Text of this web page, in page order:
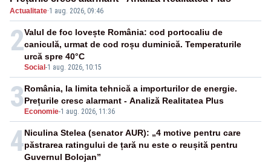
Actualitate·1 aug. 2026, 09:46
2
Social -1 aug. 2026, 10:15
Valul de foc lovește România: cod portocaliu de
caniculă, urmat de cod roșu duminică. Temperaturile
urcă spre 40°C
3 Economie-1 aug. 2026, 11:36
România, la limita tehnică a importurilor de energie.
Prețurile cresc alarmant - Analiză Realitatea Plus
4Niculina Stelea (senator AUR): „4 motive pentru care
păstrarea ratingului de țară nu este o reușită pentru
Guvernul Bolojan”